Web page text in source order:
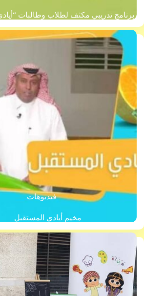
برنامج تدريبي مكثف لطلاب وطالبات
فيديوهات
مخيم أيادي المستقبل